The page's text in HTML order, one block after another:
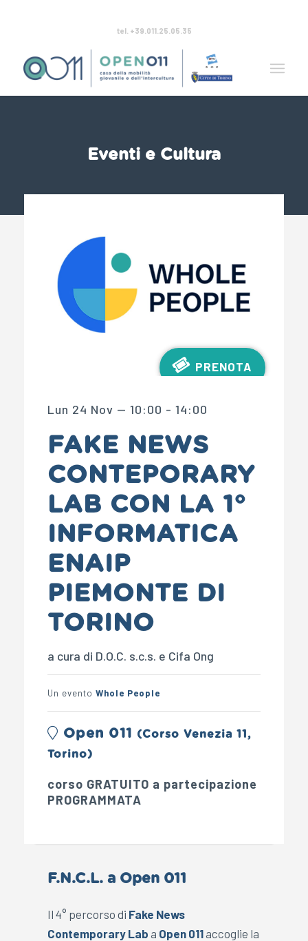
tel. +39.011.25.05.35
Eventi e Cultura
PRENOTA
Lun 24 Nov — 10:00 - 14:00
FAKE NEWS
CONTEPORARY
LAB CON LA 1°
INFORMATICA
ENAIP
PIEMONTE DI
TORINO
a cura di D.O.C. s.c.s. e Cifa Ong
Un evento Whole People
Open 011 (Corso Venezia 11,
Torino)
corso GRATUITO a partecipazione
PROGRAMMATA
F.N.C.L. a Open 011
Il 4° percorso di Fake News
Contemporary Lab a Open 011 accoglie la